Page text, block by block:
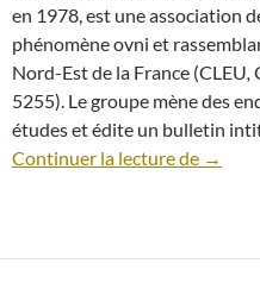
en 1978, est une association
phénomèneovni et
Nord-Est de la France (CLEU,
5255). Le groupe mène des
études et édite un bulletin
Continuer la lecture de →